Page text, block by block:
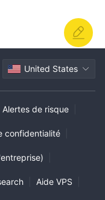
United States
Alertes de risque
confidentialité
Aide VPS